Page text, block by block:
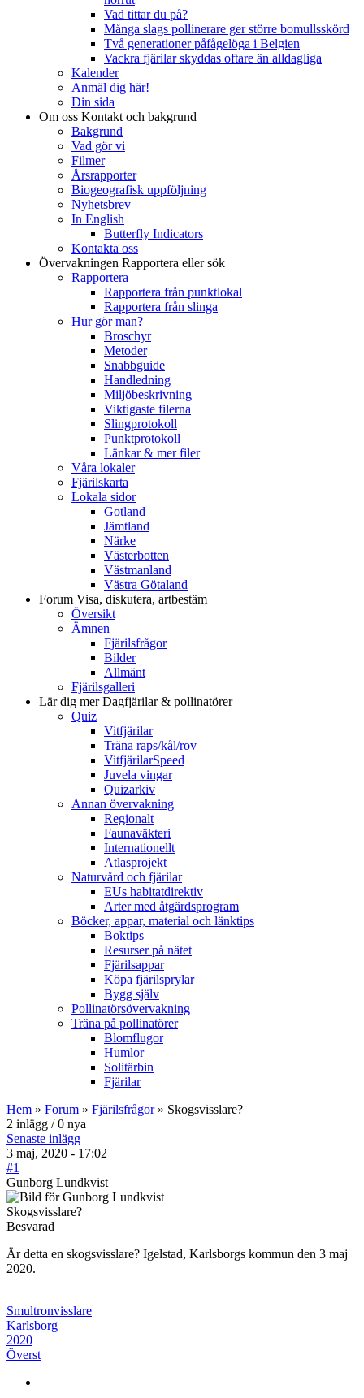
Vad tittar du på?
Många slags pollinerare ger större bomullsskörd
Två generationer påfågelöga i Belgien
Vackra fjärilar skyddas oftare än alldagliga
Kalender
Anmäl dig här!
Din sida
Om oss Kontakt och bakgrund
Bakgrund
Vad gör vi
Filmer
Årsrapporter
Biogeografisk uppföljning
Nyhetsbrev
In English
Butterfly Indicators
Kontakta oss
Övervakningen Rapportera eller sök
Rapportera
Rapportera från punktlokal
Rapportera från slinga
Hur gör man?
Broschyr
Metoder
Snabbguide
Handledning
Miljöbeskrivning
Viktigaste filerna
Slingprotokoll
Punktprotokoll
Länkar & mer filer
Våra lokaler
Fjärilskarta
Lokala sidor
Gotland
Jämtland
Närke
Västerbotten
Västmanland
Västra Götaland
Forum Visa, diskutera, artbestäm
Översikt
Ämnen
Fjärilsfrågor
Bilder
Allmänt
Fjärilsgalleri
Lär dig merDagfjärilar & pollinatörer
Quiz
Vitfjärilar
Träna raps/kål/rov
VitfjärilarSpeed
Juvela vingar
Quizarkiv
Annan övervakning
Regionalt
Faunaväkteri
Internationellt
Atlasprojekt
Naturvård och fjärilar
EUs habitatdirektiv
Arter med åtgärdsprogram
Böcker, appar, material och länktips
Boktips
Resurser på nätet
Fjärilsappar
Köpa fjärilsprylar
Bygg själv
Pollinatörsövervakning
Träna på pollinatörer
Blomflugor
Humlor
Solitärbin
Fjärilar
Hem » Forum » Fjärilsfrågor» Skogsvisslare?
2 inlägg / 0 nya
Senaste inlägg
3 maj, 2020 - 17:02
#1
Gunborg Lundkvist
Skogsvisslare?
Besvarad
Är detta en skogsvisslare? Igelstad, Karlsborgs kommun den 3 maj
2020.
Smultronvisslare
Karlsborg
2020
Överst